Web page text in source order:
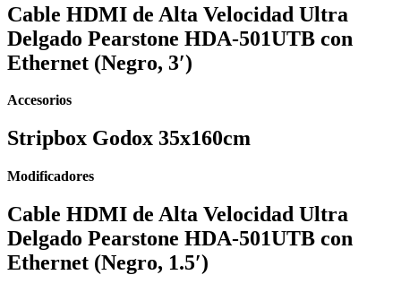
Cable HDMI de Alta Velocidad Ultra
Delgado Pearstone HDA-501UTB con
Ethernet (Negro, 3′)
Accesorios
⁠⁠Stripbox Godox 35x160cm
Modificadores
Cable HDMI de Alta Velocidad Ultra
Delgado Pearstone HDA-501UTB con
Ethernet (Negro, 1.5′)